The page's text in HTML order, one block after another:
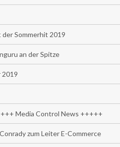
Sommerhit 2019
an der Spitze
2019
Media Control News +++++
zum Leiter E-Commerce